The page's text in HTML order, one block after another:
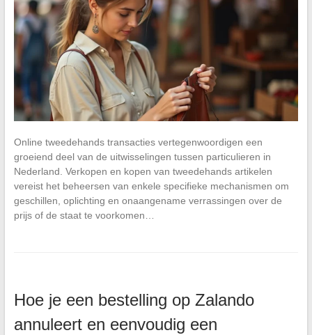
Online tweedehands transacties vertegenwoordigen een
groeiend deel van de uitwisselingen tussen particulieren in
Nederland. Verkopen en kopen van tweedehands artikelen
vereist het beheersen van enkele specifieke mechanismen om
geschillen, oplichting en onaangename verrassingen over de
prijs of de staat te voorkomen…
Hoe je een bestelling op Zalando
annuleert en eenvoudig een